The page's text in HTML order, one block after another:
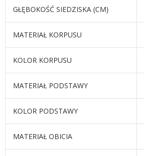
GŁĘBOKOŚĆ SIEDZISKA (CM)
MATERIAŁ KORPUSU
KOLOR KORPUSU
MATERIAŁ PODSTAWY
KOLOR PODSTAWY
MATERIAŁ OBICIA